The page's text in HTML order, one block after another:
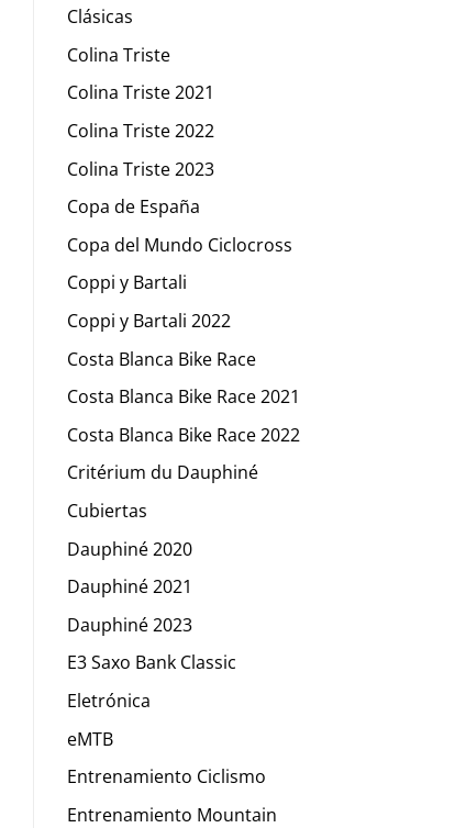
Clásicas
Colina Triste
Colina Triste 2021
Colina Triste 2022
Colina Triste 2023
Copa de España
Copa del Mundo Ciclocross
Coppi y Bartali
Coppi y Bartali 2022
Costa Blanca Bike Race
Costa Blanca Bike Race 2021
Costa Blanca Bike Race 2022
Critérium du Dauphiné
Cubiertas
Dauphiné 2020
Dauphiné 2021
Dauphiné 2023
E3 Saxo Bank Classic
Eletrónica
eMTB
Entrenamiento Ciclismo
Entrenamiento Mountain